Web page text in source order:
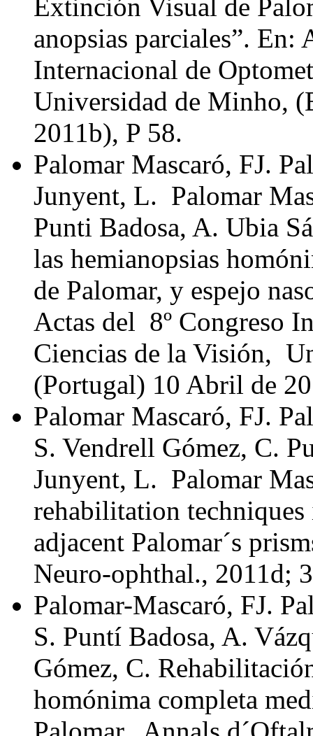
Extinción Visual de
anopsias parciales”. En:
Internacional de
Universidad de Minho,
2011b), P 58.
Palomar Mascaró, FJ.
Junyent, L. Palomar
Punti Badosa, A. Ubia
las hemianopsias
de Palomar, y espejo
Actas del 8º Congreso
Ciencias de la Visión,
(Portugal) 10 Abril de
Palomar Mascaró, FJ.
S. Vendrell Gómez, C.
Junyent, L. Palomar
rehabilitation
adjacent Palomar´s
Neuro-ophthal., 2011d;
Palomar-Mascaró, FJ.
S. Puntí Badosa, A.
Gómez, C.
homónima completa